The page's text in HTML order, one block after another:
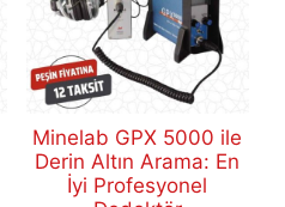
Minelab GPX 5000 ile
Derin Altın Arama: En
İyi Profesyonel